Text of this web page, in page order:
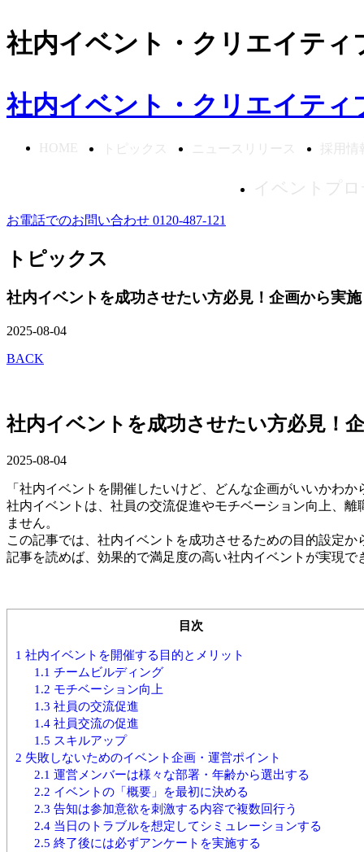
社内イベント・クリエイティ
社内イベント・クリエイティ
HOME トピックス ニュースリリース 採用情
イベントプ
お電話でのお問い合わせ 0120-487-121
トピックス
社内イベントを成功させたい方必見！企画から実
2025-08-04
BACK
社内イベントを成功させたい方必見！
2025-08-04
「社内イベントを開催したいけど、どんな企画がいいかわ
社内イベントは、社員の交流促進やモチベーション向上、
ません。
この記事では、社内イベントを成功させるための目的設定
記事を読めば、効果的で満足度の高い社内イベントが実現で
目次
1 社内イベントを開催する目的とメリット
1.1 チームビルディング
1.2 モチベーション向上
1.3 社員の交流促進
1.4社員交流の促進
1.5 スキルアップ
2 失敗しないためのイベント企画・運営ポイント
2.1 運営メンバーは様々な部署・年齢から選出する
2.2 イベントの「概要」を最初に決める
2.3 告知は参加意欲を刺激する内容で複数回行う
2.4当日のトラブルを想定してシミュレーションする
2.5 終了後には必ずアンケートを実施する